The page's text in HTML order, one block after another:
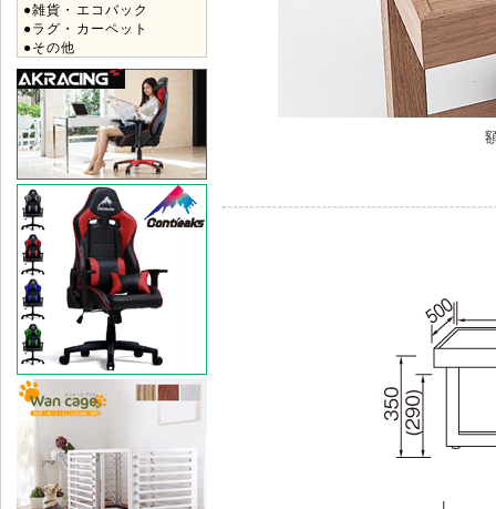
●雑貨・エコバック
●ラグ・カーペット
●その他